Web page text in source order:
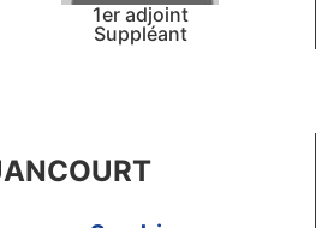
1er adjoint
Suppléant